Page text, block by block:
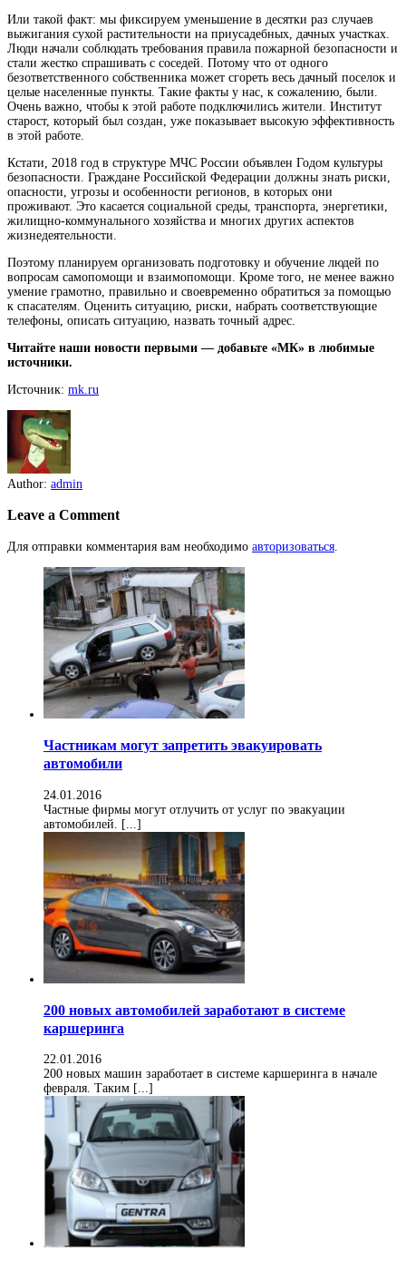
Или такой факт: мы фиксируем уменьшение в десятки раз случаев
выжигания сухой растительности на приусадебных, дачных участках.
Люди начали соблюдать требования правила пожарной безопасности и
стали жестко спрашивать с соседей. Потому что от одного
безответственного собственника может сгореть весь дачный поселок и
целые населенные пункты. Такие факты у нас, к сожалению, были.
Очень важно, чтобы к этой работе подключились жители. Институт
старост, который был создан, уже показывает высокую эффективность
в этой работе.
Кстати, 2018 год в структуре МЧС России объявлен Годом культуры
безопасности. Граждане Российской Федерации должны знать риски,
опасности, угрозы и особенности регионов, в которых они
проживают. Это касается социальной среды, транспорта, энергетики,
жилищно-коммунального хозяйства и многих других аспектов
жизнедеятельности.
Поэтому планируем организовать подготовку и обучение людей по
вопросам самопомощи и взаимопомощи. Кроме того, не менее важно
умение грамотно, правильно и своевременно обратиться за помощью
к спасателям. Оценить ситуацию, риски, набрать соответствующие
телефоны, описать ситуацию, назвать точный адрес.
Читайте наши новости первыми — добавьте «МК» в любимые
источники.
Источник: mk.ru
Author: admin
Leave a Comment
Для отправки комментария вам необходимо авторизоваться
Частникам могут запретить эвакуировать
автомобили
24.01.2016
Частные фирмы могут отлучить от услуг по эвакуации
автомобилей. [...]
200 новых автомобилей заработают в системе
каршеринга
22.01.2016
200 новых машин заработает в системе каршеринга в начале
февраля. Таким [...]